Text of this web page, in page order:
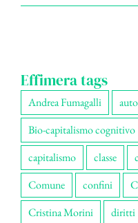
Effimera tags
Andrea Fumagalli
Bio-capitalismo cognitivo
capitalismo
classe
Comune
confini
Cristina Morini
diritti